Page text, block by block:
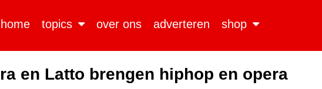
home topics over ons adverteren shop
en Latto brengen hiphop en opera